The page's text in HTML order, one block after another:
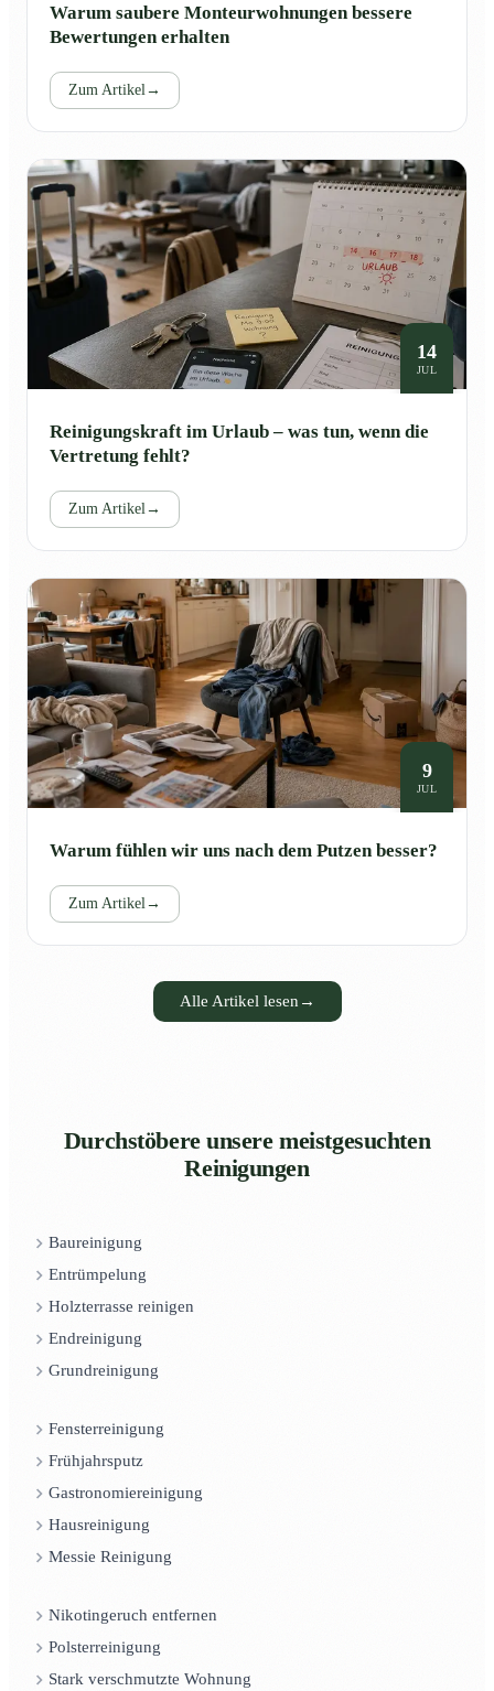
Warum saubere Monteurwohnungen bessere
Bewertungen erhalten
Zum Artikel→
14
JUL
Reinigungskraft im Urlaub – was tun, wenn die
Vertretung fehlt?
Zum Artikel→
9
JUL
Warum fühlen wir uns nach dem Putzen besser?
Zum Artikel→
Alle Artikel lesen →
Durchstöbere unsere meistgesuchten
Reinigungen
Baureinigung
Entrümpelung
Holzterrasse reinigen
Endreinigung
Grundreinigung
Fensterreinigung
Frühjahrsputz
Gastronomiereinigung
Hausreinigung
Messie Reinigung
Nikotingeruch entfernen
Polsterreinigung
Stark verschmutzte Wohnung